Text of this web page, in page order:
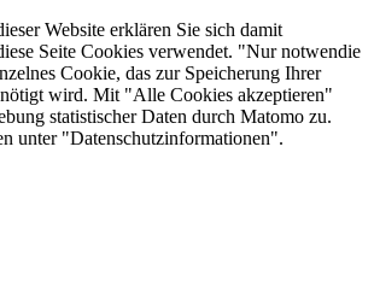
Website erklären Sie sich damit
Seite Cookies verwendet. "Nur notwendie
Cookie, das zur Speicherung Ihrer
wird. Mit "Alle Cookies akzeptieren"
statistischer Daten durch Matomo zu.
unter "Datenschutzinformationen".